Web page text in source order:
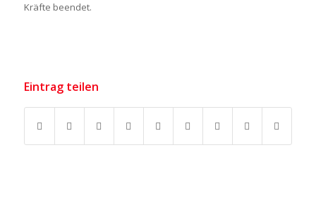
Kräfte beendet.
Eintrag teilen